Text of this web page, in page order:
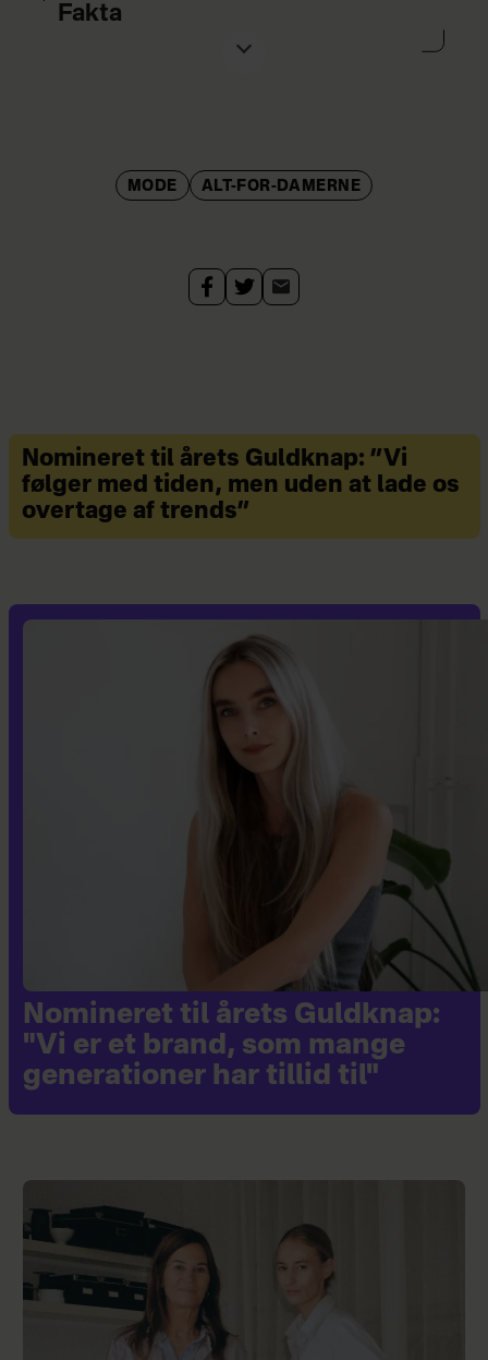
Fakta
MODE ALT-FOR-DAMERNE
Nomineret til årets Guldknap: ”Vi
følger med tiden, men uden at lade os
overtage af trends”
Nomineret til årets Guldknap:
"Vi er et brand, som mange
generationer har tillid til"